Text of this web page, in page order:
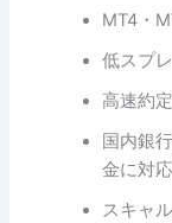
MT4・
低スプ
高速約
国内銀
金に対応
スキャ